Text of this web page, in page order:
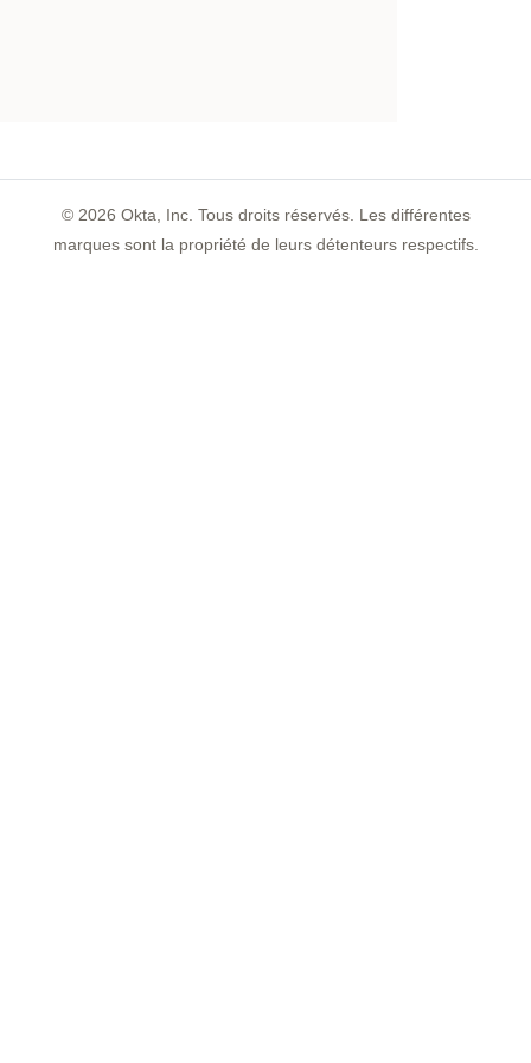
© 2026 Okta, Inc. Tous droits réservés. Les différentes
marques sont la propriété de leurs détenteurs respectifs.